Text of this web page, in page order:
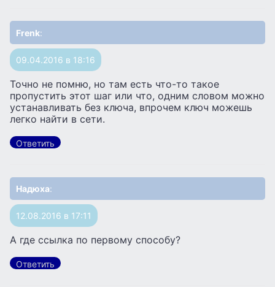
Frenk:
09.04.2016 в 18:16
Точно не помню, но там есть что-то такое
пропустить этот шаг или что, одним словом можно
устанавливать без ключа, впрочем ключ можешь
легко найти в сети.
Ответить
Надюха:
12.08.2016 в 17:11
А где ссылка по первому способу?
Ответить